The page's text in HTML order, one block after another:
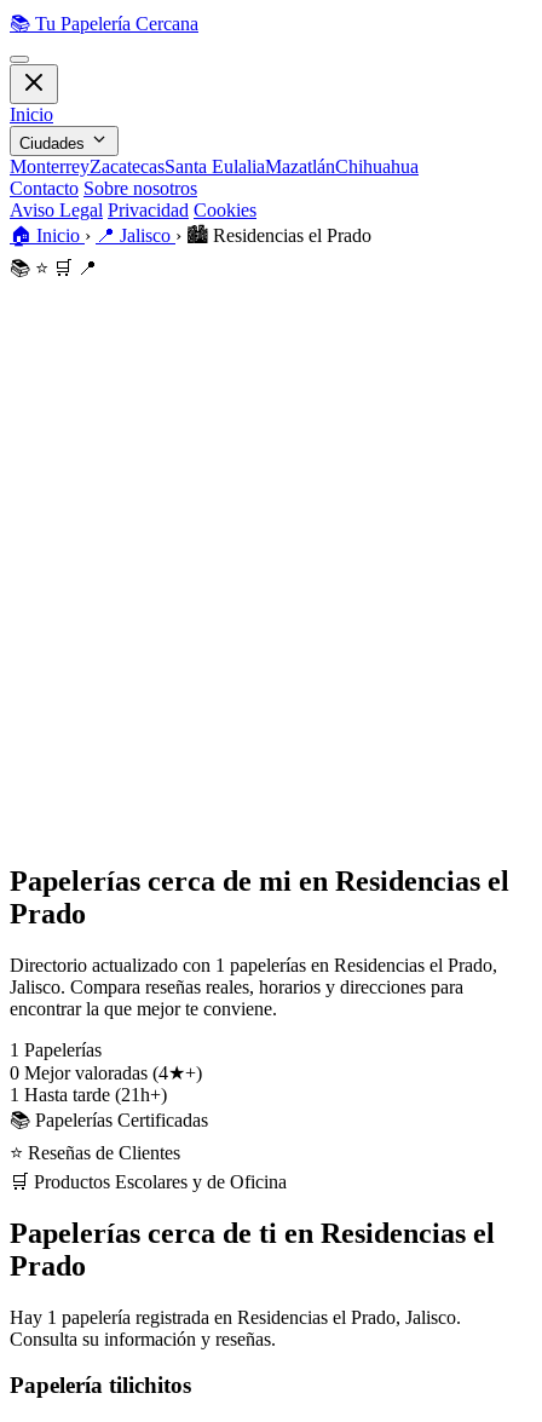
📚 Tu Papelería Cercana
Inicio
Ciudades
MonterreyZacatecasSanta EulaliaMazatlánChihuahua
Contacto Sobre nosotros
Aviso Legal Privacidad Cookies
🏠 Inicio › 📍 Jalisco › 🏙️ Residencias el Prado
📚 ⭐ 🛒 📍
Papelerías cerca de mi en Residencias el
Prado
Directorio actualizado con 1 papelerías en Residencias el Prado,
Jalisco. Compara reseñas reales, horarios y direcciones para
encontrar la que mejor te conviene.
1 Papelerías
0 Mejor valoradas (4★+)
1 Hasta tarde (21h+)
📚 Papelerías Certificadas
⭐ Reseñas de Clientes
🛒 Productos Escolares y de Oficina
Papelerías cerca de ti en Residencias el
Prado
Hay 1 papelería registrada en Residencias el Prado, Jalisco.
Consulta su información y reseñas.
Papelería tilichitos